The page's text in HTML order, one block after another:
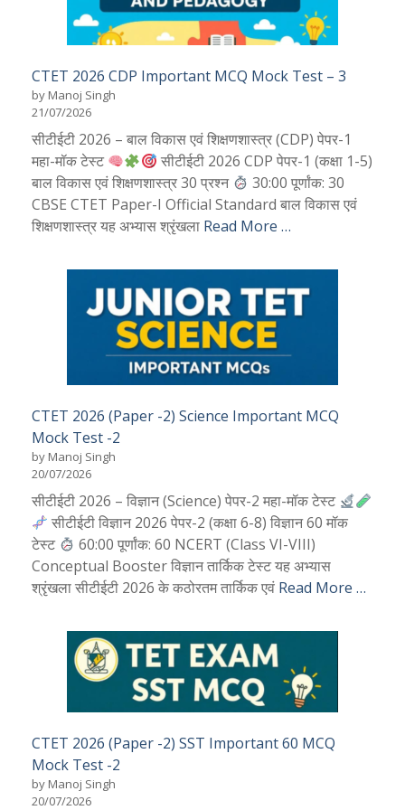
CTET 2026 CDP Important MCQ Mock Test – 3
by Manoj Singh
21/07/2026
सीटीईटी 2026 – बाल विकास एवं शिक्षणशास्त्र (CDP) पेपर-1
महा-मॉक टेस्ट
सीटीईटी 2026 CDP पेपर-1 (कक्षा 1-5)
बाल विकास एवं शिक्षणशास्त्र 30 प्रश्न
30:00 पूर्णांक: 30
CBSE CTET Paper-I Official Standard बाल विकास एवं
शिक्षणशास्त्र यह अभ्यास श्रृंखला Read More …
CTET 2026 (Paper -2) Science Important MCQ
Mock Test -2
by Manoj Singh
20/07/2026
सीटीईटी 2026 – विज्ञान (Science) पेपर-2 महा-मॉक टेस्ट
सीटीईटी विज्ञान 2026 पेपर-2 (कक्षा 6-8) विज्ञान 60 मॉक
टेस्ट
60:00 पूर्णांक: 60 NCERT (Class VI-VIII)
Conceptual Booster विज्ञान तार्किक टेस्ट यह अभ्यास
श्रृंखला सीटीईटी 2026 के कठोरतम तार्किक एवं Read More …
CTET 2026 (Paper -2) SST Important 60 MCQ
Mock Test -2
by Manoj Singh
20/07/2026